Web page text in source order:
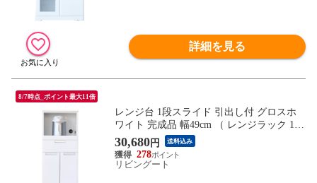
詳細を見る
8/7時点_ポイント最大11倍
レンジ台 1段スライド 引出し付 グロスホ
ワイト 完成品 幅49cm （ レンジラック 1段
スライド 引出し 棚 ラック 収納 家具 家電
収納 食器棚 可動棚 2口コンセント キッチ
ン収納 ホワイト ）
30,680円 送料込み
278
リビングート